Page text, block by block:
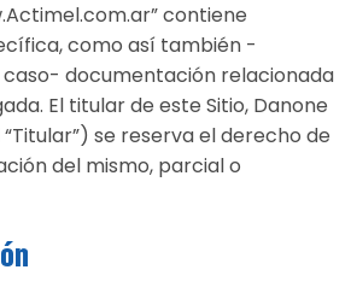
contiene
como así también -
documentación relacionada
El titular de este Sitio, Danone
se reserva el derecho de
del mismo, parcial o